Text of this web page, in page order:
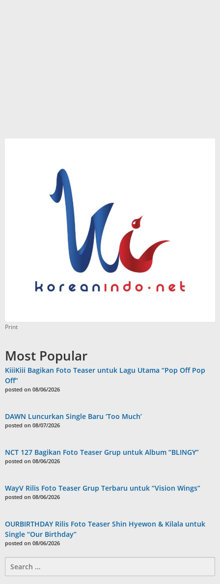
Print
Most Popular
KiiiKiii Bagikan Foto Teaser untuk Lagu Utama “Pop Off Pop
Off”
posted on 08/06/2026
DAWN Luncurkan Single Baru ‘Too Much’
posted on 08/07/2026
NCT 127 Bagikan Foto Teaser Grup untuk Album “BLINGY”
posted on 08/06/2026
WayV Rilis Foto Teaser Grup Terbaru untuk “Vision Wings”
posted on 08/06/2026
OURBIRTHDAY Rilis Foto Teaser Shin Hyewon & Kilala untuk
Single “Our Birthday”
posted on 08/06/2026
for: